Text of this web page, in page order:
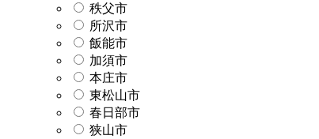
秩父市
所沢市
飯能市
加須市
本庄市
東松山市
春日部市
狭山市